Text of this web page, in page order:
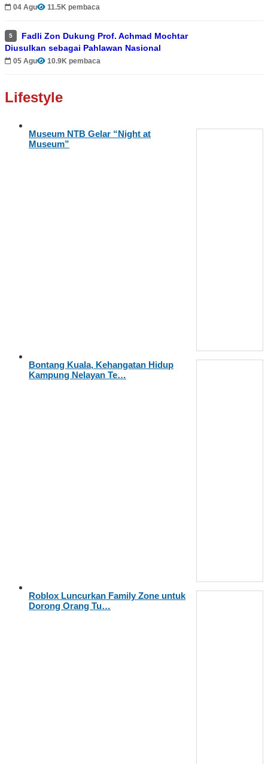
04 Agu 11.5K pembaca
5
Fadli Zon Dukung Prof. Achmad Mochtar
Diusulkan sebagai Pahlawan Nasional
05 Agu 10.9K pembaca
Lifestyle
Museum NTB Gelar “Night at
Museum”
Bontang Kuala, Kehangatan Hidup
Kampung Nelayan Te…
Roblox Luncurkan Family Zone untuk
Dorong Orang Tu…